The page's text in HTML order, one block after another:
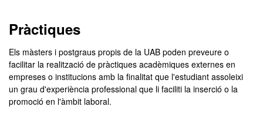
Pràctiques
Els màsters i postgraus propis de la UAB poden preveure o
facilitar la realització de pràctiques acadèmiques externes en
empreses o institucions amb la finalitat que l'estudiant assoleixi
un grau d'experiència professional que li faciliti la inserció o la
promoció en l'àmbit laboral.